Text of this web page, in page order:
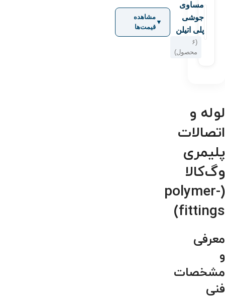
مساوی
جوشی
پلی اتیلن
(۶
محصول)
▼
مشاهده
قیمت‌ها
لوله و
اتصالات
پلیمری
وگ‌کالا
(polymer-
fittings)
معرفی
و
مشخصات
فنی